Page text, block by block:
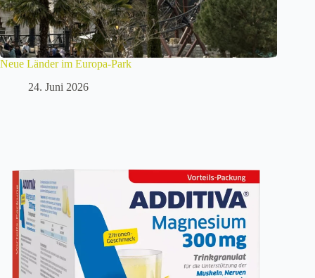
Neue Länder im Europa-Park
24. Juni 2026